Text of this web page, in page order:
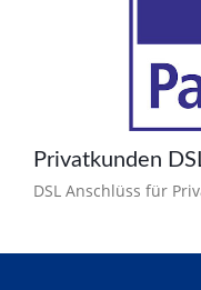
Privatkunden
DSL Anschlüss für